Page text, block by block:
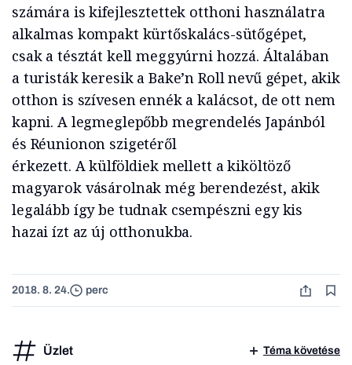
számára is kifejlesztettek otthoni használatra
alkalmas kompakt kürtőskalács-sütőgépet,
csak a tésztát kell meggyúrni hozzá. Általában
a turisták keresik a Bake’n Roll nevű gépet, akik
otthon is szívesen ennék a kalácsot, de ott nem
kapni. A legmeglepőbb megrendelés Japánból
és Réunionon szigetéről
érkezett. A külföldiek mellett a kiköltöző
magyarok vásárolnak még berendezést, akik
legalább így be tudnak csempészni egy kis
hazai ízt az új otthonukba.
2018. 8. 24. perc
Üzlet Téma követése